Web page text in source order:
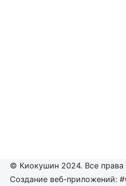
© Киокушин 2024. Все
Создание веб-приложений: